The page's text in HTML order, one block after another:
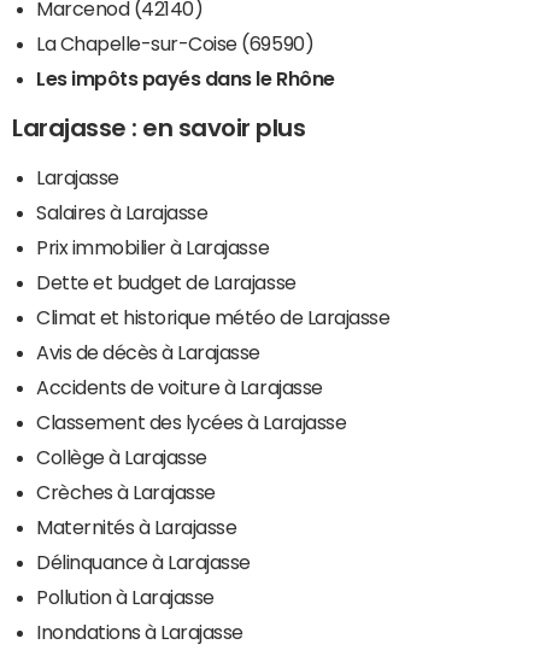
Marcenod (42140)
La Chapelle-sur-Coise (69590)
Les impôts payés dans le Rhône
Larajasse : en savoir plus
Larajasse
Salaires à Larajasse
Prix immobilier à Larajasse
Dette et budget de Larajasse
Climat et historique météo de Larajasse
Avis de décès à Larajasse
Accidents de voiture à Larajasse
Classement des lycées à Larajasse
Collège à Larajasse
Crèches à Larajasse
Maternités à Larajasse
Délinquance à Larajasse
Pollution à Larajasse
Inondations à Larajasse